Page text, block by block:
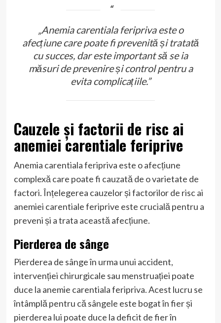
„Anemia carentiala feripriva este o
afecțiune care poate fi prevenită și tratată
cu succes, dar este important să se ia
măsuri de prevenire și control pentru a
evita complicațiile.”
Cauzele și factorii de risc ai
anemiei carentiale feriprive
Anemia carentiala feripriva este o afecțiune
complexă care poate fi cauzată de o varietate de
factori. Înțelegerea cauzelor și factorilor de risc ai
anemiei carentiale feriprive este crucială pentru a
preveni și a trata această afecțiune.
Pierderea de sânge
Pierderea de sânge în urma unui accident,
intervenției chirurgicale sau menstruației poate
duce la anemie carentiala feripriva. Acest lucru se
întâmplă pentru că sângele este bogat în fier și
pierderea lui poate duce la deficit de fier în